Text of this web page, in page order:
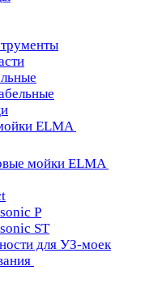
ELMA
мойки ELMA
P
ST
для УЗ-моек